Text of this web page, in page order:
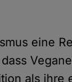
eine
als ihre